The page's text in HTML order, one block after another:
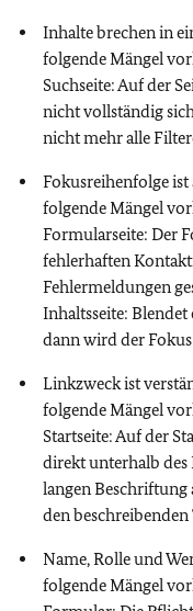
Inhalte brechen in
folgende Mängel
Suchseite: Auf der
nicht vollständig
nicht mehr alle
Fokusreihenfolge ist
folgende Mängel
Formularseite: Der
fehlerhaften
Fehlermeldungen
Inhaltsseite:
dann wird der
Linkzweck ist
folgende Mängel
Startseite: Auf der
direkt unterhalb
langen Beschriftung
den
Name, Rolle und
folgende Mängel